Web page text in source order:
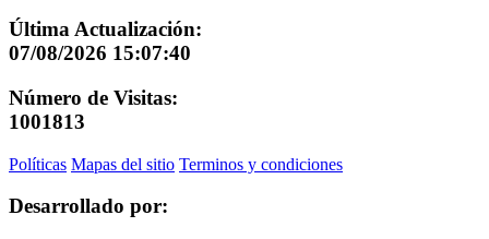
Última Actualización:
07/08/2026 15:07:40
Número de Visitas:
1001813
Políticas Mapas del sitio Terminos y condiciones
Desarrollado por: